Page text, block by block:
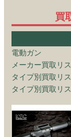
買
電動ガン
メーカー買取リ
タイプ別買取リ
タイプ別買取リ